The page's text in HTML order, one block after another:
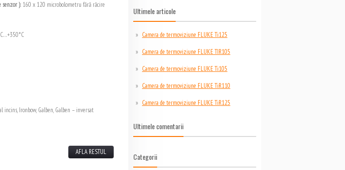
Ultimele articole
Camera de termoviziune FLUKE Ti125
Camera de termoviziune FLUKE TIR105
Camera de termoviziune FLUKE Ti105
Camera de termoviziune FLUKE TiR110
Camera de termoviziune FLUKE TiR125
Ultimele comentarii
Categorii
senzor ): 160 x 120 microbolometru fără răcire
Ironbow, Galben, Galben – inversat
AFLA RESTUL